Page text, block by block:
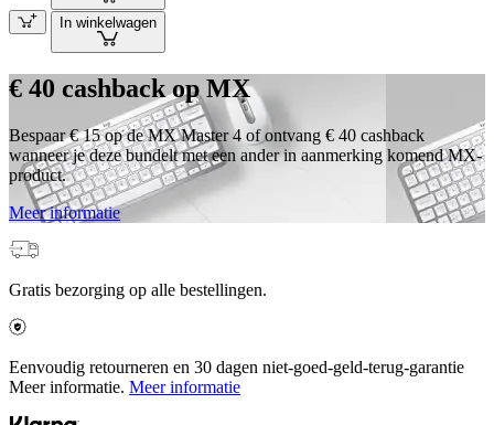
In winkelwagen
€ 40 cashback op MX
Bespaar € 15 op de MX Master 4 of ontvang € 40 cashback
wanneer je deze bundelt met een ander in aanmerking komend MX-
product.
Meer informatie
Gratis bezorging op alle bestellingen.
Eenvoudig retourneren en 30 dagen niet-goed-geld-terug-garantie
Meer informatie. Meer informatie